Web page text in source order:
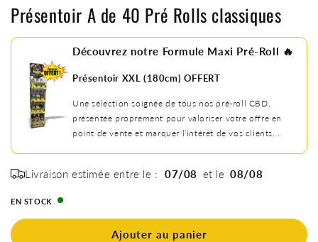
Présentoir A de 40 Pré Rolls classiques
Découvrez notre Formule Maxi Pré-Roll 🔥
Présentoir XXL (180cm) OFFERT
Une sélection soignée de tous nos pré-roll CBD,
présentée proprement pour valoriser votre offre en
point de vente et marquer l’intérêt de vos clients. .
Livraison estimée entre le : 07/08 et le 08/08
EN STOCK
Ajouter au panier